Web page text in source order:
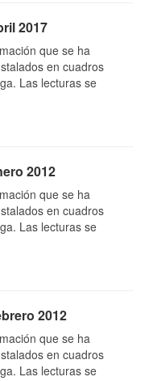
2017
que se ha
en cuadros
Las lecturas se
2012
que se ha
en cuadros
Las lecturas se
2012
que se ha
en cuadros
Las lecturas se